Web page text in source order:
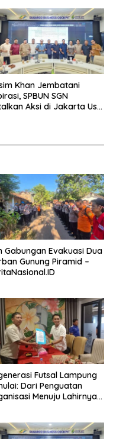
Khan Jembatani
SPBUN SGN
Aksi di Jakarta Usai
Gabungan Evakuasi Dua
Gunung Piramid –
Futsal Lampung
Dari Penguatan
Menuju Lahirnya